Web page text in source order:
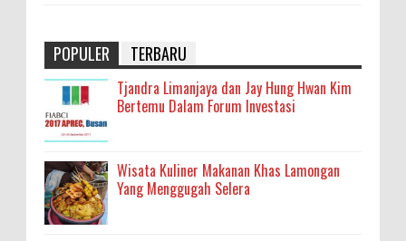
POPULER TERBARU
Tjandra Limanjaya dan Jay Hung Hwan Kim
Bertemu Dalam Forum Investasi
Wisata Kuliner Makanan Khas Lamongan
Yang Menggugah Selera